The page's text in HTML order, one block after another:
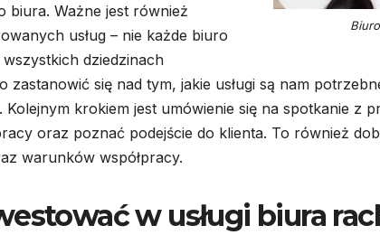
biura. Ważne jest również
usług – nie każde biuro
dziedzinach
zastanowić się nad tym, jakie usługi są nam
Kolejnym krokiem jest umówienie się na spotkanie z
oraz poznać podejście do klienta. To również
warunków współpracy.
w usługi biura